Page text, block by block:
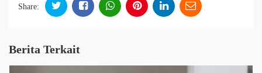
Share:
Berita Terkait